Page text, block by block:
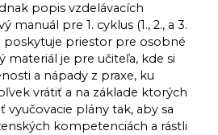
popis vzdelávacích
manuál pre 1. cyklus (1., 2., a 3.
poskytuje priestor pre osobné
materiál je pre učiteľa, kde si
a nápady z praxe, ku
vrátiť a na základe ktorých
vyučovacie plány tak, aby sa
kompetenciách a rástli